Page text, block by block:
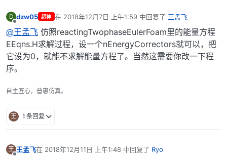
D dzw05 超神 在 2018年12月7日 上午1:59中回复了 王孟飞
最后由 编辑
@王孟飞 仿照reactingTwophaseEulerFoam里的能量方程
EEqns.H求解过程，设一个nEnergyCorrectors就可以，把
它设为0，就能不求解能量方程了。当然这需要你改一下程
序。
自主匠心，普惠仿真。
王 1 条回复
王 王孟飞在 2018年12月11日 上午1:48 中回复了 Ryo
最后由 编辑